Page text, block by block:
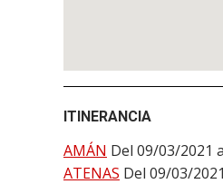
ITINERANCIA
AMÁN Del 09/03/2021
ATENAS Del 09/03/